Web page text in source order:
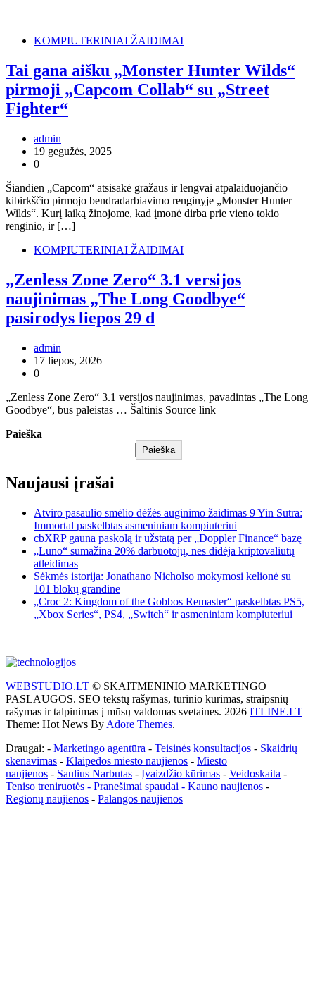
KOMPIUTERINIAI ŽAIDIMAI
Tai gana aišku „Monster Hunter Wilds“
pirmoji „Capcom Collab“ su „Street
Fighter“
admin
19 gegužės, 2025
0
Šiandien „Capcom“ atsisakė gražaus ir lengvai atpalaiduojančio
kibirkščio pirmojo bendradarbiavimo renginyje „Monster Hunter
Wilds“. Kurį laiką žinojome, kad įmonė dirba prie vieno tokio
renginio, ir […]
KOMPIUTERINIAI ŽAIDIMAI
„Zenless Zone Zero“ 3.1 versijos
naujinimas „The Long Goodbye“
pasirodys liepos 29 d
admin
17 liepos, 2026
0
„Zenless Zone Zero“ 3.1 versijos naujinimas, pavadintas „The Long
Goodbye“, bus paleistas … Šaltinis Source link
Paieška
Paieška
Naujausi įrašai
Atviro pasaulio smėlio dėžės auginimo žaidimas 9 Yin Sutra:
Immortal paskelbtas asmeniniam kompiuteriui
cbXRP gauna paskolą ir užstatą per „Doppler Finance“ bazę
„Luno“ sumažina 20% darbuotojų, nes didėja kriptovaliutų
atleidimas
Sėkmės istorija: Jonathano Nicholso mokymosi kelionė su
101 blokų grandine
„Croc 2: Kingdom of the Gobbos Remaster“ paskelbtas PS5,
„Xbox Series“, PS4, „Switch“ ir asmeniniam kompiuteriui
WEBSTUDIO.LT © SKAITMENINIO MARKETINGO
PASLAUGOS. SEO tekstų rašymas, turinio kūrimas, straipsnių
rašymas ir talpinimas į mūsų valdomas svetaines. 2026 ITLINE.LT
Theme: Hot News By Adore Themes.
Draugai: - Marketingo agentūra - Teisinės konsultacijos - Skaidrių
skenavimas - Klaipedos miesto naujienos - Miesto
naujienos - Saulius Narbutas - Įvaizdžio kūrimas - Veidoskaita -
Teniso treniruotės - Pranešimai spaudai - Kauno naujienos -
Regionų naujienos - Palangos naujienos